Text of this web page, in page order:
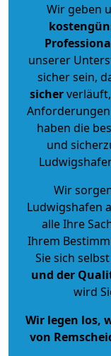
Wir geben
unserer
sicher sein,
sicherverläuft,
haben die
und
Wir
Ludwigshafen
alle Ihre
Ihrem
Sie sich
und der
wird
Wir legen los,
von